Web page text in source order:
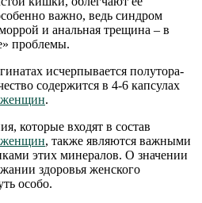
важно, ведь синдром
и анальная трещина – в
проблемы.
исчерпывается полутора-
содержится в 4-6 капсулах
.
которые входят в состав
, также являются важными
этих минералов. О значении
здоровья женского
особо.